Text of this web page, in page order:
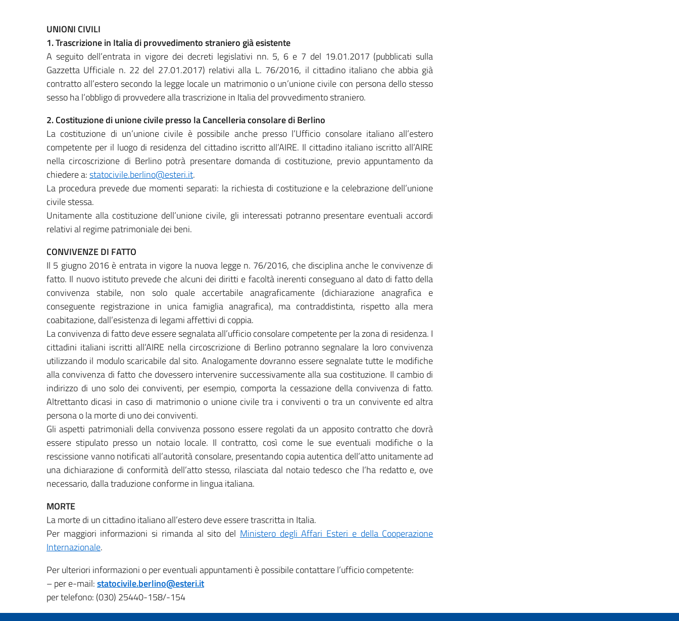
UNIONI CIVILI
1. Trascrizione in Italia di provvedimento straniero già esistente
A seguito dell’entrata in vigore dei decreti legislativi nn. 5, 6 e 7 del 19.01.2017 (pubblicati sulla
Gazzetta Ufficiale n. 22 del 27.01.2017) relativi alla L. 76/2016, il cittadino italiano che abbia già
contratto all’estero secondo la legge locale un matrimonio o un’unione civile con persona dello stesso
sesso ha l’obbligo di provvedere alla trascrizione in Italia del provvedimento straniero.
2. Costituzione di unione civile presso la Cancelleria consolare di Berlino
La costituzione di un’unione civile è possibile anche presso l’Ufficio consolare italiano all’estero
competente per il luogo di residenza del cittadino iscritto all’AIRE. Il cittadino italiano iscritto all’AIRE
nella circoscrizione di Berlino potrà presentare domanda di costituzione, previo appuntamento da
chiedere a:statocivile.berlino@esteri.it.
La procedura prevede due momenti separati: la richiesta di costituzione e la celebrazione dell’unione
civile stessa.
Unitamente alla costituzione dell’unione civile, gli interessati potranno presentare eventuali accordi
relativi al regime patrimoniale dei beni.
CONVIVENZE DI FATTO
Il 5 giugno 2016 è entrata in vigore la nuova legge n. 76/2016, che disciplina anche le convivenze di
fatto. Il nuovo istituto prevede che alcuni dei diritti e facoltà inerenti conseguano al dato di fatto della
convivenza stabile, non solo quale accertabile anagraficamente (dichiarazione anagrafica e
conseguente registrazione in unica famiglia anagrafica), ma contraddistinta, rispetto alla mera
coabitazione, dall’esistenza di legami affettivi di coppia.
La convivenza di fatto deve essere segnalata all’ufficio consolare competente per la zona di residenza. I
cittadini italiani iscritti all’AIRE nella circoscrizione di Berlino potranno segnalare la loro convivenza
utilizzando il modulo scaricabile dal sito. Analogamente dovranno essere segnalate tutte le modifiche
alla convivenza di fatto che dovessero intervenire successivamente alla sua costituzione. Il cambio di
indirizzo di uno solo dei conviventi, per esempio, comporta la cessazione della convivenza di fatto.
Altrettanto dicasi in caso di matrimonio o unione civile tra i conviventi o tra un convivente ed altra
persona o la morte di uno dei conviventi.
Gli aspetti patrimoniali della convivenza possono essere regolati da un apposito contratto che dovrà
essere stipulato presso un notaio locale. Il contratto, così come le sue eventuali modifiche o la
rescissione vanno notificati all’autorità consolare, presentando copia autentica dell’atto unitamente ad
una dichiarazione di conformità dell’atto stesso, rilasciata dal notaio tedesco che l’ha redatto e, ove
necessario, dalla traduzione conforme in lingua italiana.
MORTE
La morte di un cittadino italiano all’estero deve essere trascritta in Italia.
Per maggiori informazioni si rimanda al sito del Ministero degli Affari Esteri e della Cooperazione
Internazionale.
Per ulteriori informazioni o per eventuali appuntamenti è possibile contattare l’ufficio competente:
– per e-mail:statocivile.berlino@esteri.it
per telefono: (030) 25440-158/-154